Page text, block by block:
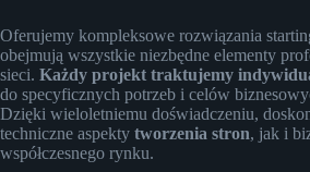
Oferujemy kompleksowe rozwiązania
obejmują wszystkie niezbędne elementy
sieci. Każdy projekt traktujemy
do specyficznych potrzeb i celów
Dzięki wieloletniemu doświadczeniu,
techniczne aspekty tworzenia stron, jak i
współczesnego rynku.